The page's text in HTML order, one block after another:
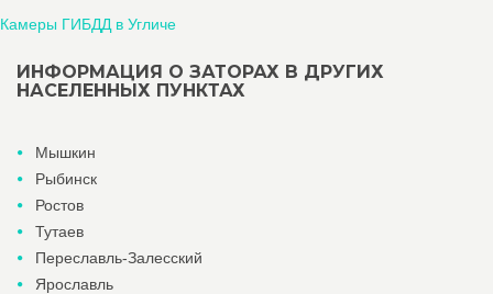
Камеры ГИБДД в Угличе
ИНФОРМАЦИЯ О ЗАТОРАХ В ДРУГИХ
НАСЕЛЕННЫХ ПУНКТАХ
Мышкин
Рыбинск
Ростов
Тутаев
Переславль-Залесский
Ярославль